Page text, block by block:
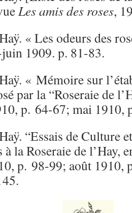
Les amis des roses,
« Les odeurs des
1909. p. 81-83.
« Mémoire sur
par la “Roseraie de
p. 64-67; mai 1910,
“Essais de Culture
à la Roseraie de l’Hay,
p. 98-99; août 1910,